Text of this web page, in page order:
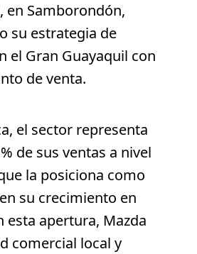
en Samborondón,
su estrategia de
el Gran Guayaquil con
de venta.
el sector representa
de sus ventas a nivel
la posiciona como
su crecimiento en
esta apertura, Mazda
comercial local y